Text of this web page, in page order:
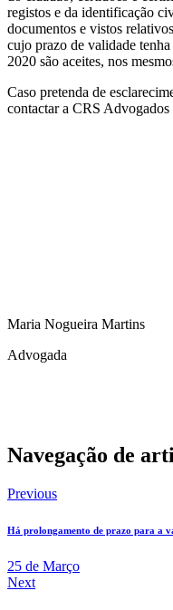
registos e da identificação
documentos e vistos
cujo prazo de validade
2020 são aceites, nos
Caso pretenda de
contactar a CRS Advogados
Maria Nogueira Martins
Advogada
Navegação de
Previous
Há prolongamento de prazo para a
25 de Março
Next